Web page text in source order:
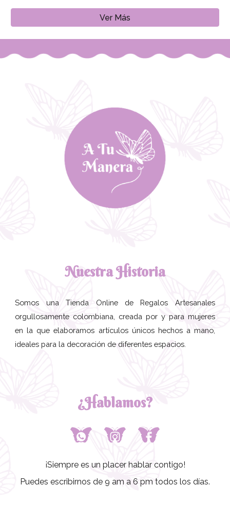
Ver Más
Nuestra Historia
Somos una Tienda Online de Regalos Artesanales
orgullosamente colombiana, creada por y para mujeres
en la que elaboramos artículos únicos hechos a mano,
ideales para la decoración de diferentes espacios.
¿Hablamos?
¡Siempre es un placer hablar contigo!
Puedes escribirnos de 9 am a 6 pm todos los días.